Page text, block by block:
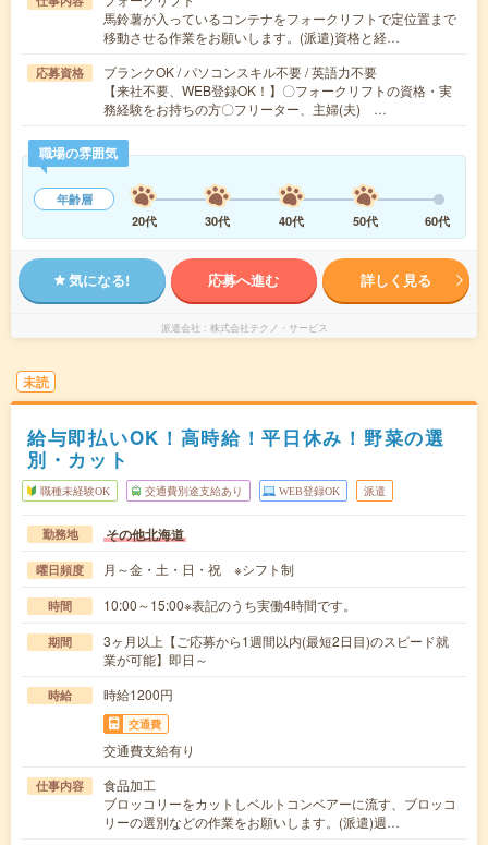
馬鈴薯が入っているコンテナをフォークリフトで定位置まで
移動させる作業をお願いします。(派遣)資格と経…
応募資格
ブランクOK / パソコンスキル不要 / 英語力不要
【来社不要、WEB登録OK！】〇フォークリフトの資格・実
務経験をお持ちの方〇フリーター、主婦(夫) …
職場の雰囲気
年齢層
20代
30代 40代 50代 60代
気になる! 応募へ進む 詳しく見る
派遣会社 株式会社テクノ・サービス
未読
給与即払いOK！高時給！平日休み！野菜の選
別・カット
職種未経験OK 交通費別途支給あり WEB登録OK 派遣
勤務地 その他北海道
曜日頻度 月～金・土・日・祝 ※シフト制
時間 10:00～15:00※表記のうち実働4時間です。
期間
3ヶ月以上【ご応募から1週間以内(最短2日目)のスピード就
業が可能】即日～
時給 時給1200円
交通費
交通費支給有り
仕事内容
食品加工
ブロッコリーをカットしベルトコンベアーに流す、ブロッコ
リーの選別などの作業をお願いします。(派遣)週…